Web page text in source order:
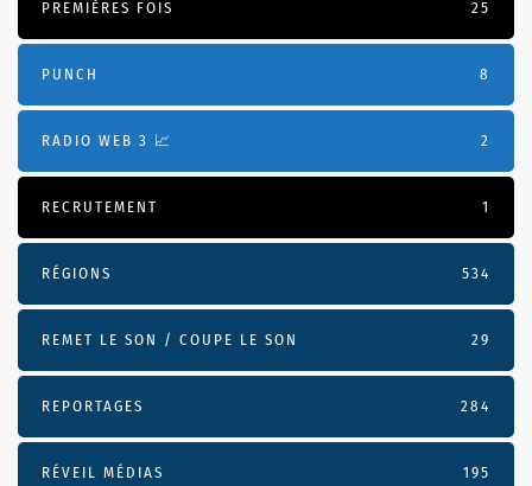
PREMIÈRES FOIS 25
PUNCH 8
RADIO WEB 3 📈 2
RECRUTEMENT 1
RÉGIONS 534
REMET LE SON / COUPE LE SON 29
REPORTAGES 284
RÉVEIL MÉDIAS 195